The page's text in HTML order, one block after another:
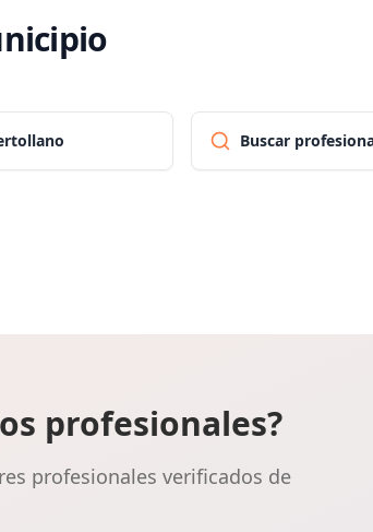
Buscar
profesionales?
profesionales verificados de